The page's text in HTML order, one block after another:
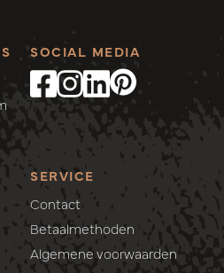
SERVICE
Contact
Betaalmethoden
Algemene voorwaarden
SOCIAL MEDIA